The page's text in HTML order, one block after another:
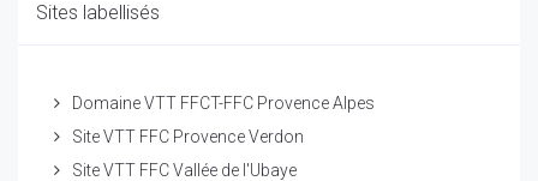
Sites labellisés
Domaine VTT FFCT-FFC Provence Alpes
Site VTT FFC Provence Verdon
Site VTT FFC Vallée de l'Ubaye